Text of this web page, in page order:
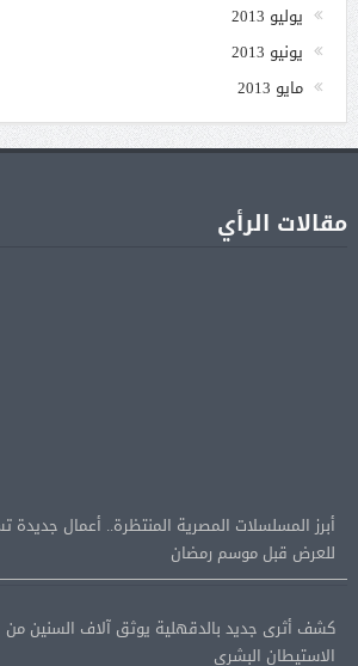
يوليو 2013
يونيو 2013
مايو 2013
مقالات الرأي
للعرض قبل موسم رمضان
الاستيطان البشرى